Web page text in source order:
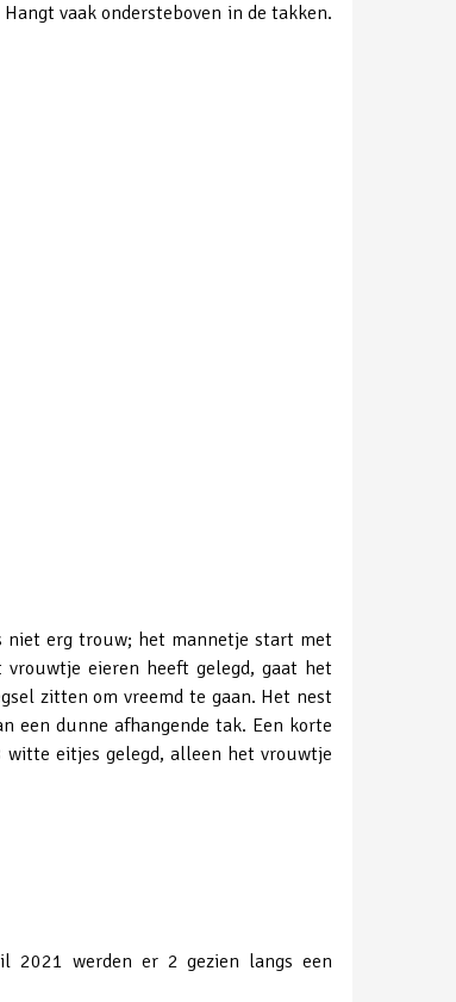
vaak ondersteboven in de takken.
niet erg trouw; het mannetje start met
eieren heeft gelegd, gaat het
zitten om vreemd te gaan. Het nest
een dunne afhangende tak. Een korte
eitjes gelegd, alleen het vrouwtje
2021 werden er 2 gezien langs een